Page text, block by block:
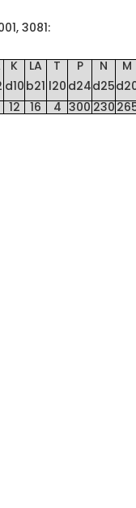
3081:
K
d10
LA
b21
T
l20
P
d24
N
d25
M
12 16 4 300 230